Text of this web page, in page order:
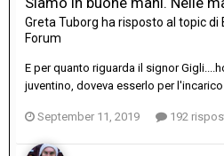
Greta Tuborg ha risposto al topic di
Forum
E per quanto riguarda il signor
juventino, doveva esserlo per l'incarico
September 11, 2019 192